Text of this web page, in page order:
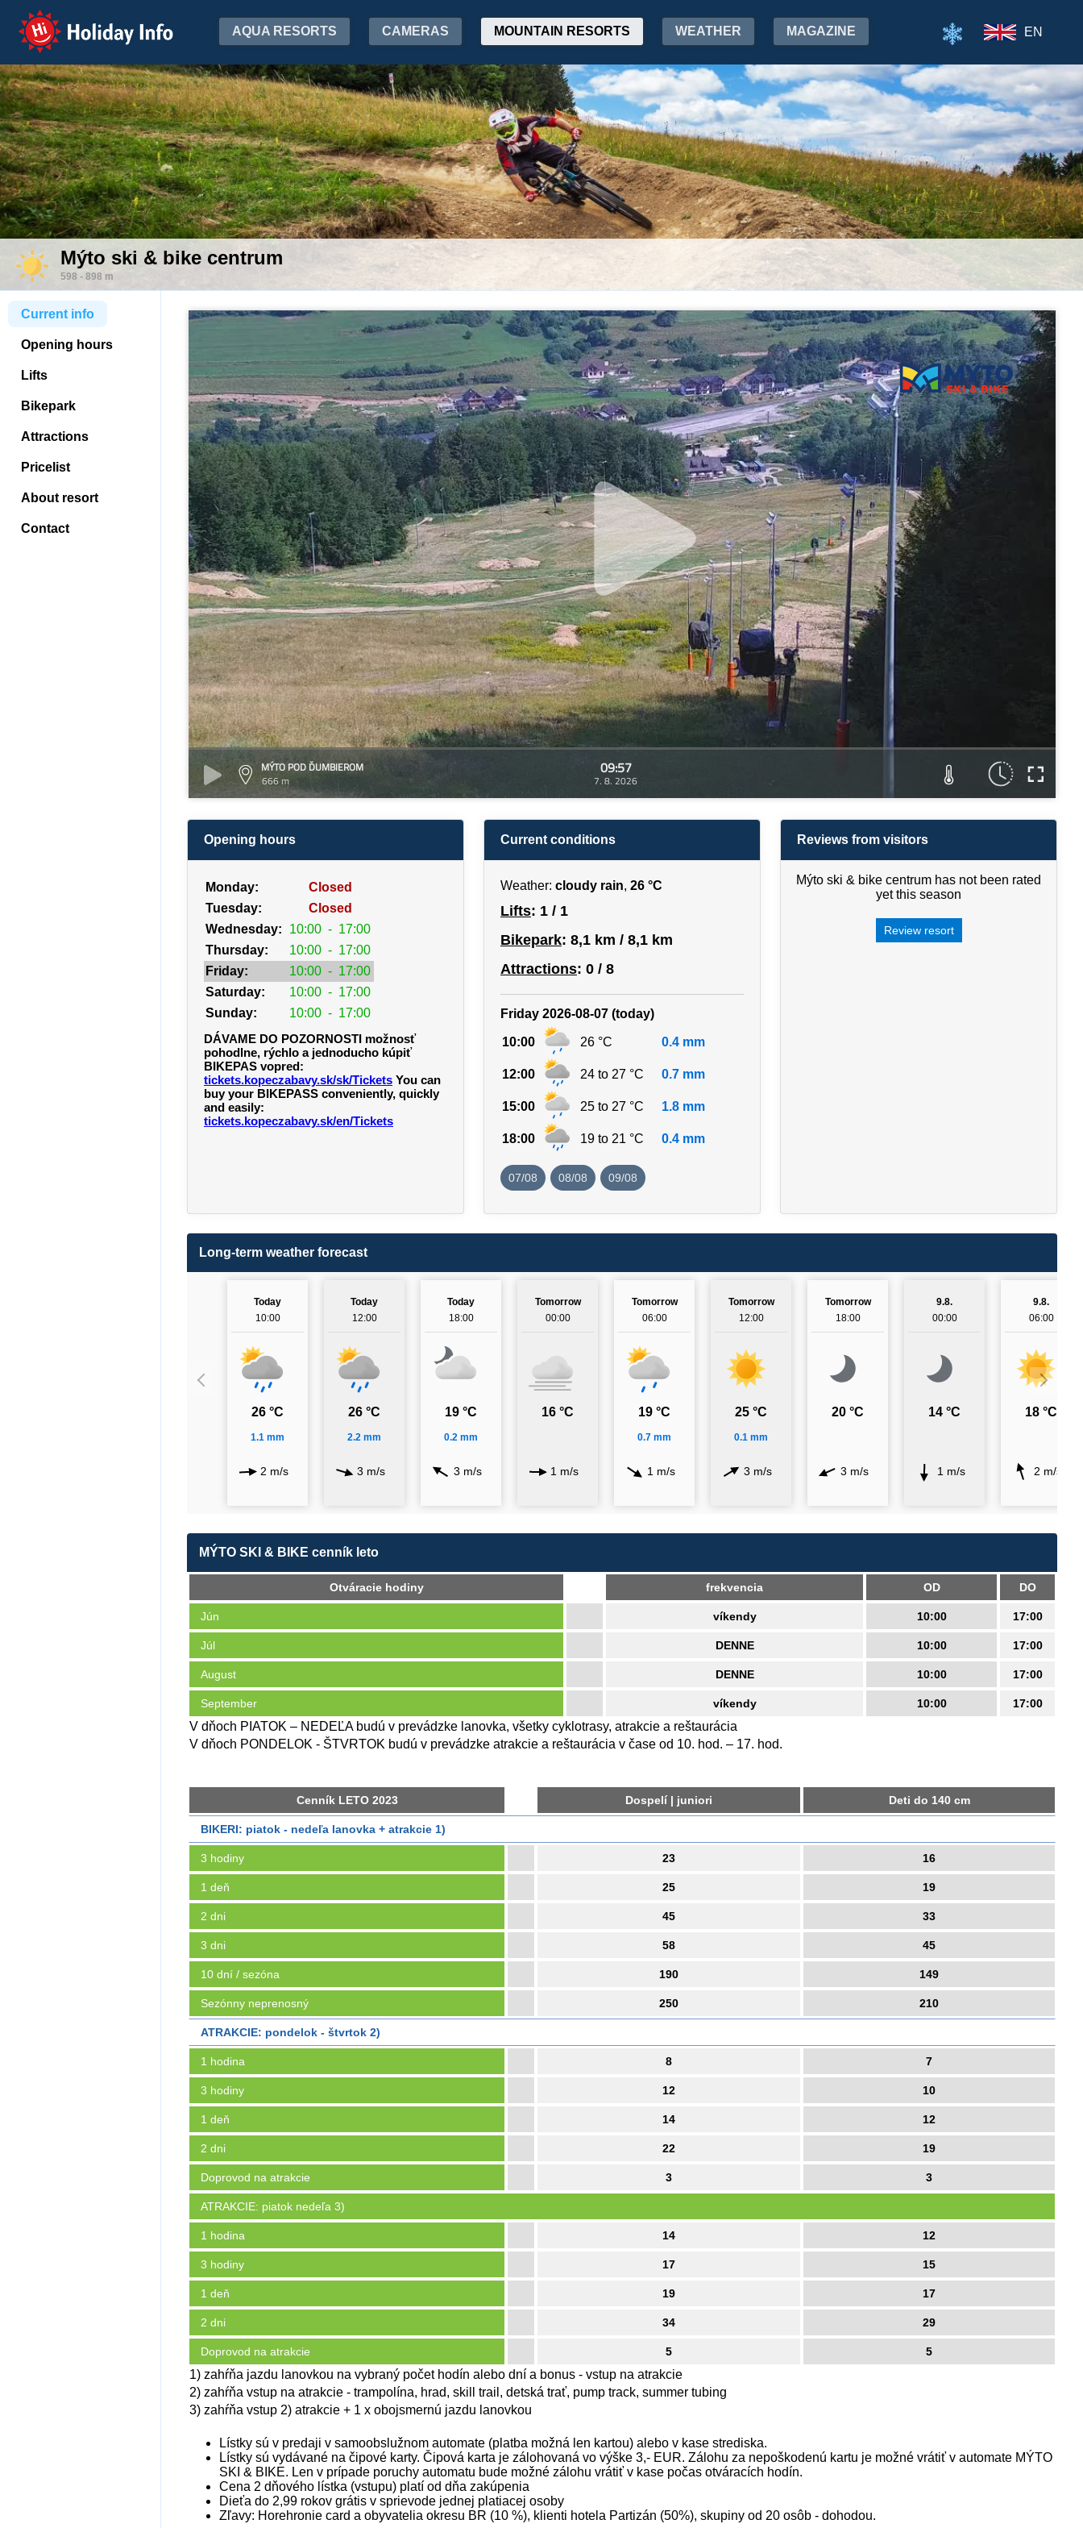
Holiday Info AQUA RESORTS CAMERAS MOUNTAIN RESORTS WEATHER MAGAZINE EN
Mýto ski & bike centrum
598 - 898 m
Current info
Opening hours
Lifts
Bikepark
Attractions
Pricelist
About resort
Contact
MÝTO POD ĎUMBIEROM
666 m
09:57
7. 8. 2026
Opening hours
Monday:
Closed
Tuesday:
Closed
Wednesday:
10:00 - 17:00
Thursday:
10:00 - 17:00
Friday:
10:00 - 17:00
Saturday:
10:00 - 17:00
Sunday:
10:00 - 17:00
DÁVAME DO POZORNOSTI možnosť
pohodlne, rýchlo a jednoducho kúpiť
BIKEPAS vopred:
tickets.kopeczabavy.sk/sk/Tickets You can
buy your BIKEPASS conveniently, quickly
and easily:
tickets.kopeczabavy.sk/en/Tickets
Current conditions
Weather: cloudy rain, 26 °C
Lifts: 1 / 1
Bikepark: 8,1 km / 8,1 km
Attractions: 0 / 8
Friday 2026-08-07 (today)
10:00 26 °C 0.4 mm
12:00 24 to 27 °C 0.7 mm
15:00 25 to 27 °C 1.8 mm
18:00 19 to 21 °C 0.4 mm
07/08 08/08 09/08
Reviews from visitors
Mýto ski & bike centrum has not been rated
yet this season
Review resort
Long-term weather forecast
Today
10:00
26 °C
1.1 mm
2 m/s
Today
12:00
26 °C
2.2 mm
3 m/s
Today
18:00
19 °C
0.2 mm
3 m/s
Tomorrow
00:00
16 °C
1 m/s
Tomorrow
06:00
19 °C
0.7 mm
1 m/s
Tomorrow
12:00
25 °C
0.1 mm
3 m/s
Tomorrow
18:00
20 °C
3 m/s
9.8.
00:00
14 °C
1 m/s
9.8.
06:00
18 °C
2 m/s
MÝTO SKI & BIKE cenník leto
Otváracie hodiny frekvencia OD DO
V dňoch PIATOK – NEDEĽA budú v prevádzke lanovka, všetky cyklotrasy, atrakcie a reštaurácia
V dňoch PONDELOK - ŠTVRTOK budú v prevádzke atrakcie a reštaurácia v čase od 10. hod. – 17. hod.
Jún víkendy 10:00 17:00
Júl DENNE 10:00 17:00
August DENNE 10:00 17:00
September víkendy 10:00 17:00
Cenník LETO 2023 Dospelí | juniori Deti do 140 cm
1) zahŕňa jazdu lanovkou na vybraný počet hodín alebo dní a bonus - vstup na atrakcie
2) zahŕňa vstup na atrakcie - trampolína, hrad, skill trail, detská trať, pump track, summer tubing
3) zahŕňa vstup 2) atrakcie + 1 x obojsmernú jazdu lanovkou
BIKERI: piatok - nedeľa lanovka + atrakcie 1)
3 hodiny 23 16
1 deň 25 19
2 dni 45 33
3 dni 58 45
10 dní / sezóna 190 149
Sezónny neprenosný 250 210
ATRAKCIE: pondelok - štvrtok 2)
1 hodina 8 7
3 hodiny 12 10
1 deň 14 12
2 dni 22 19
Doprovod na atrakcie 3 3
ATRAKCIE: piatok nedeľa 3)
1 hodina 14 12
3 hodiny 17 15
1 deň 19 17
2 dni 34 29
Doprovod na atrakcie 5 5
Lístky sú v predaji v samoobslužnom automate (platba možná len kartou) alebo v kase strediska.
Lístky sú vydávané na čipové karty. Čipová karta je zálohovaná vo výške 3,- EUR. Zálohu za nepoškodenú kartu je možné vrátiť v automate MÝTO
SKI & BIKE. Len v prípade poruchy automatu bude možné zálohu vrátiť v kase počas otváracích hodín.
Cena 2 dňového lístka (vstupu) platí od dňa zakúpenia
Dieťa do 2,99 rokov grátis v sprievode jednej platiacej osoby
Zľavy: Horehronie card a obyvatelia okresu BR (10 %), klienti hotela Partizán (50%), skupiny od 20 osôb - dohodou.